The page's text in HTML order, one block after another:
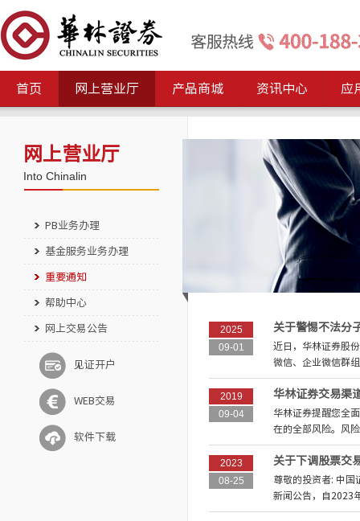
首页 网上营业厅 产品商城 资讯中心 应
网上营业厅
Into Chinalin
PB业务办理
基金服务业务办理
重要通知
帮助中心
网上交易公告
见证开户
WEB交易
软件下载
2025
09-01
关于警惕不法分
近日，华林证券股
微信、企业微信群
2019
09-04
华林证券交易渠
华林证券提醒您全
在的全部风险。风
2023
08-25
关于下调股票交
尊敬的投资者: 中
新闻公告，自2023